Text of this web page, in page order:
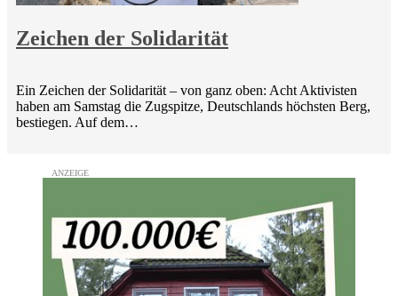
Zeichen der Solidarität
Ein Zeichen der Solidarität – von ganz oben: Acht Aktivisten
haben am Samstag die Zugspitze, Deutschlands höchsten Berg,
bestiegen. Auf dem…